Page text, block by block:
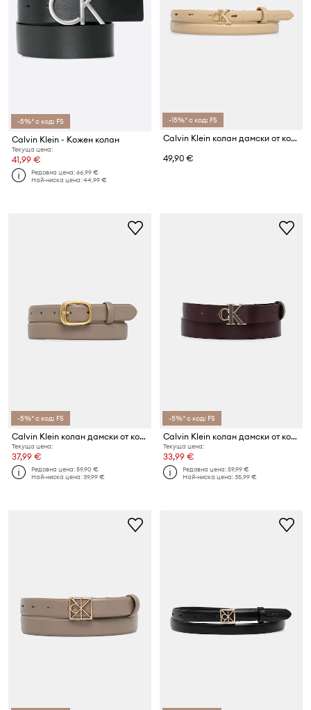
-5%* с код: FS
Calvin Klein - Кожен колан
Текуща цена:
41,99 €
Редовна цена:66,99 €
Най-ниска цена:44,99 €
-15%* с код: FS
Calvin Klein колан дамски от кожа
49,90 €
-5%* с код: FS
Calvin Klein колан дамски от кожа
Текуща цена:
37,99 €
Редовна цена:59,90 €
Най-ниска цена:39,99 €
-5%* с код: FS
Calvin Klein колан дамски от кожа
Текуща цена:
33,99 €
Редовна цена:59,99 €
Най-ниска цена:35,99 €